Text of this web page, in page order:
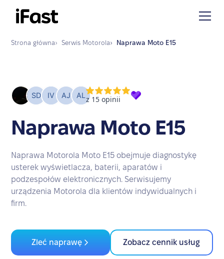
Strona główna› Serwis Motorola› Naprawa Moto E15
Naprawa Moto E15
Naprawa Motorola Moto E15 obejmuje diagnostykę
usterek wyświetlacza, baterii, aparatów i
podzespołów elektronicznych. Serwisujemy
urządzenia Motorola dla klientów indywidualnych i
firm.
Zleć naprawę Zobacz cennik usług